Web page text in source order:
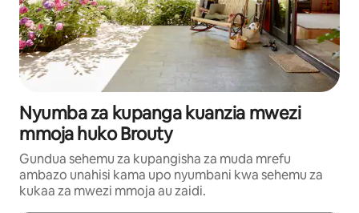
Nyumba za kupanga kuanzia mwezi
mmoja huko Brouty
Gundua sehemu za kupangisha za muda mrefu
ambazo unahisi kama upo nyumbani kwa sehemu za
kukaa za mwezi mmoja au zaidi.